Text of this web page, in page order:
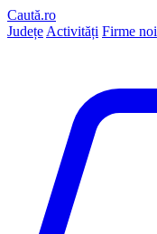
Caută.ro
Județe Activități Firme noi